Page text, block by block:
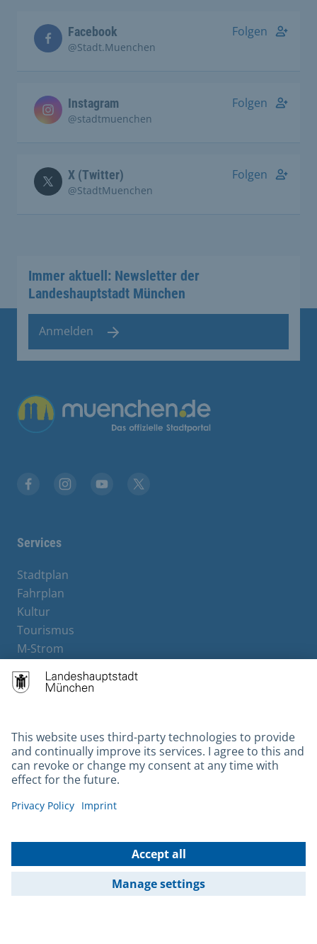
Facebook
@Stadt.Muenchen
Folgen
Instagram
@stadtmuenchen
Folgen
X (Twitter)
@StadtMuenchen
Folgen
Immer aktuell: Newsletter der
Landeshauptstadt München
Anmelden
Übergreifende Links
Services
Stadtplan
Fahrplan
Kultur
Tourismus
M-Strom
Hotels
Contact
Barrierefreiheit
Leichte Sprache
Gebärdensprache
Kontakt